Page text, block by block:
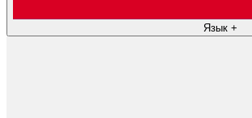
Язык +